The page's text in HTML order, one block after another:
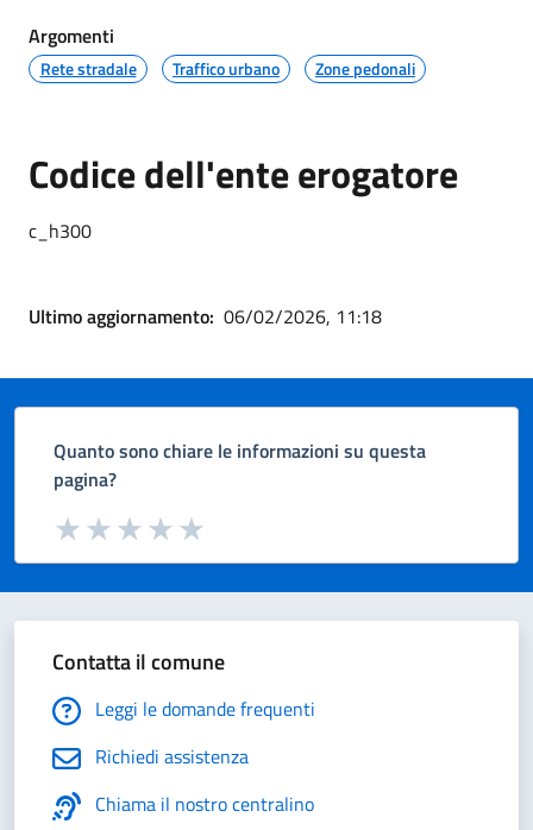
Argomenti
Rete stradale Traffico urbano Zone pedonali
Codice dell'ente erogatore
c_h300
Ultimo aggiornamento: 06/02/2026, 11:18
Quanto sono chiare le informazioni su questa
pagina?
Valuta da 1 a 5 stelle la pagina
Valuta 5 stelle su 5
Valuta 4 stelle su 5
Valuta 3 stelle su 5
Valuta 2 stelle su 5
Valuta 1 stelle su 5
Contatta il comune
Leggi le domande frequenti
Richiedi assistenza
Chiama il nostro centralino